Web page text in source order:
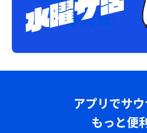
アプリでサ
もっと便